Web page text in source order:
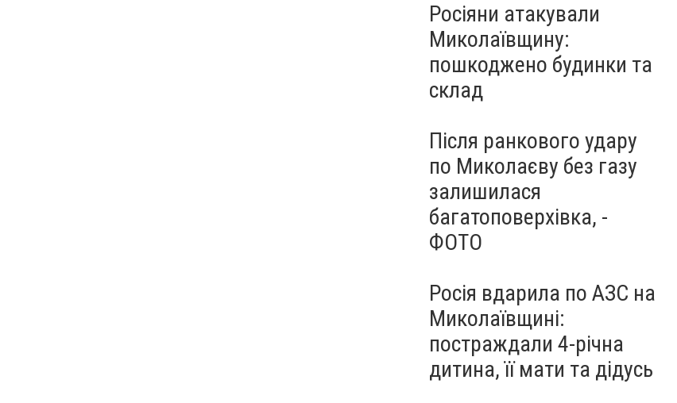
Росіяни атакували
Миколаївщину:
пошкоджено будинки та
склад
Після ранкового удару
по Миколаєву без газу
залишилася
багатоповерхівка, -
ФОТО
Росія вдарила по АЗС на
Миколаївщині:
постраждали 4-річна
дитина, її мати та дідусь